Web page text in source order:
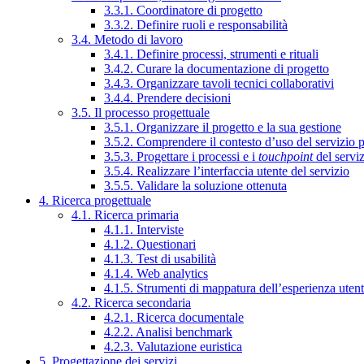
3.3.1. Coordinatore di progetto
3.3.2. Definire ruoli e responsabilità
3.4. Metodo di lavoro
3.4.1. Definire processi, strumenti e rituali
3.4.2. Curare la documentazione di progetto
3.4.3. Organizzare tavoli tecnici collaborativi
3.4.4. Prendere decisioni
3.5. Il processo progettuale
3.5.1. Organizzare il progetto e la sua gestione
3.5.2. Comprendere il contesto d’uso del servizio
3.5.3. Progettare i processi e i touchpointdel
3.5.4. Realizzare l’interfaccia utente del servizio
3.5.5. Validare la soluzione ottenuta
4. Ricerca progettuale
4.1. Ricerca primaria
4.1.1. Interviste
4.1.2. Questionari
4.1.3. Test di usabilità
4.1.4. Web analytics
4.1.5. Strumenti di mappatura dell’esperienza
4.2. Ricerca secondaria
4.2.1. Ricerca documentale
4.2.2. Analisi benchmark
4.2.3. Valutazione euristica
5. Progettazione dei servizi